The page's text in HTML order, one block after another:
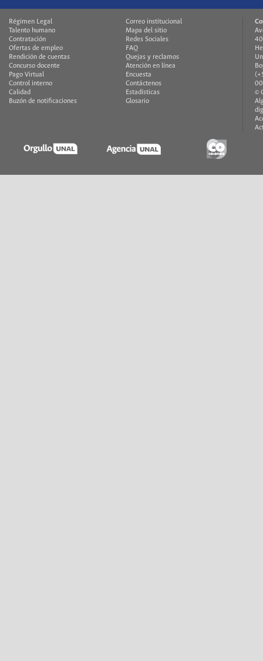
Régimen Legal
Talento humano
Contratación
Ofertas de empleo
Rendición de cuentas
Concurso docente
Pago Virtual
Control interno
Calidad
Buzón de notificaciones
Correo institucional
Mapa del sitio
Redes Sociales
FAQ
Quejas y reclamos
Atención en línea
Encuesta
Contáctenos
Estadísticas
Glosario
©